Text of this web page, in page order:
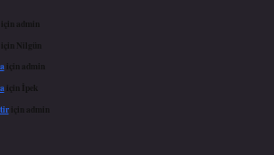
admin
Nilgün
için admin
için
İpek
için admin